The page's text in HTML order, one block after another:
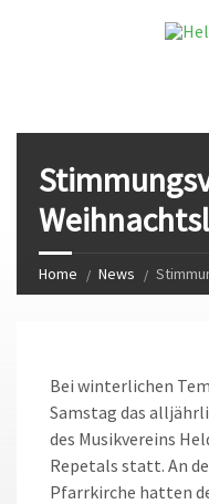
Home News
Bei winterlichen
Samstag das
des Musikvereins
Repetals statt. An
Pfarrkirche hatten